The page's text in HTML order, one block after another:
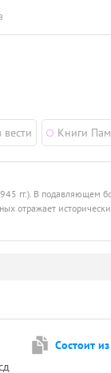
Книги
гг.). В подавляющем
отражает
Cостоит